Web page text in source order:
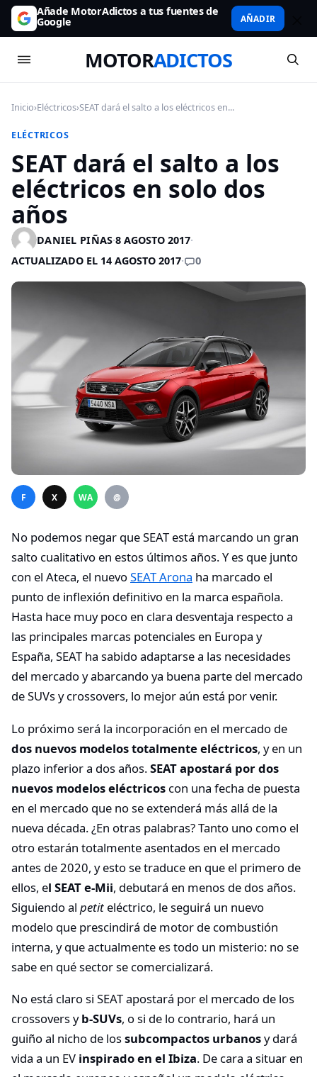
Añade MotorAdictos a tus fuentes de
Google AÑADIR
MOTORADICTOS
Inicio›Eléctricos›SEAT dará el salto a los eléctricos en...
ELÉCTRICOS
SEAT dará el salto a los
eléctricos en solo dos
años
DANIEL PIÑAS·8 AGOSTO 2017·
ACTUALIZADO EL 14 AGOSTO 2017· 0
F X WA @
No podemos negar que SEAT está marcando un gran
salto cualitativo en estos últimos años. Y es que junto
con el Ateca, el nuevoSEAT Arona ha marcado el
punto de inflexión definitivo en la marca española.
Hasta hace muy poco en clara desventaja respecto a
las principales marcas potenciales en Europa y
España, SEAT ha sabido adaptarse a las necesidades
del mercado y abarcando ya buena parte del mercado
de SUVs y crossovers, lo mejor aún está por venir.
Lo próximo será la incorporación en el mercado de
dos nuevos modelos totalmente eléctricos, y en un
plazo inferior a dos años.SEAT apostará por dos
nuevos modelos eléctricos con una fecha de puesta
en el mercado que no se extenderá más allá de la
nueva década. ¿En otras palabras? Tanto uno como el
otro estarán totalmente asentados en el mercado
antes de 2020, y esto se traduce en que el primero de
ellos, el SEAT e-Mii, debutará en menos de dos años.
Siguiendo al petit eléctrico, le seguirá un nuevo
modelo que prescindirá de motor de combustión
interna, y que actualmente es todo un misterio: no se
sabe en qué sector se comercializará.
No está claro si SEAT apostará por el mercado de los
crossovers yb-SUVs, o si de lo contrario, hará un
guiño al nicho de lossubcompactos urbanosy dará
vida a un EV inspirado en el Ibiza. De cara a situar en